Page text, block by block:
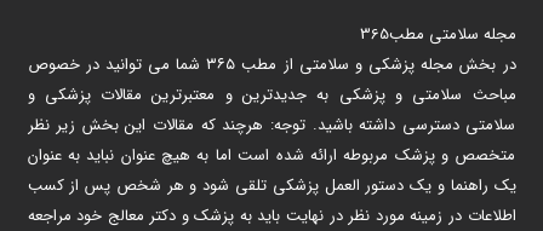
مجله سلامتی مطب365
در بخش مجله پزشکی و سلامتی از مطب ۳۶۵ شما می توانید در خصوص
مباحث سلامتی و پزشکی به جدیدترین و معتبرترین مقالات پزشکی و
سلامتی دسترسی داشته باشید. توجه: هرچند که مقالات این بخش زیر نظر
متخصص و پزشک مربوطه ارائه شده است اما به هیچ عنوان نباید به عنوان
یک راهنما و یک دستور العمل پزشکی تلقی شود و هر شخص پس از کسب
اطلاعات در زمینه مورد نظر در نهایت باید به پزشک و دکتر معالج خود مراجعه